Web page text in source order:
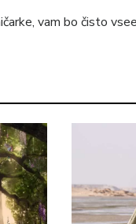
vam bo čisto